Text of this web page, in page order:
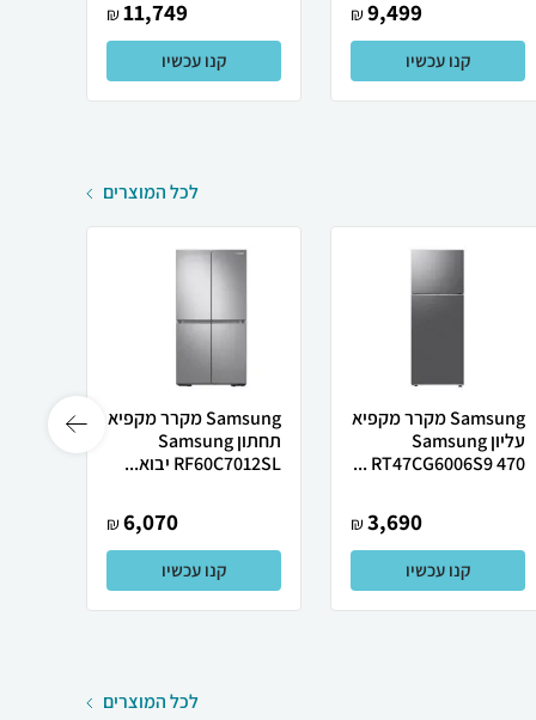
9,499
₪
קנו עכשיו
11,749
₪
קנו עכשיו
לכל המוצרים
Samsung מקרר מקפיא
עליון Samsung
RT47CG6006S9 470 ...
3,690
₪
קנו עכשיו
Samsung מקרר ‏מקפיא
תחתון Samsung
RF60C7012SL יבוא...
6,070
₪
קנו עכשיו
לכל המוצרים